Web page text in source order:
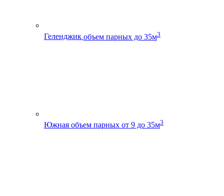
Геленджик объем парных до 35м3
Южная объем парных от 9 до 35м3